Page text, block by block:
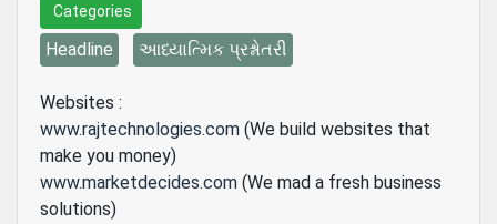
Categories
Headline આધ્યાત્મિક પ્રશ્નોતરી
Websites :
www.rajtechnologies.com (We build websites that
make you money)
www.marketdecides.com (We mad a fresh business
solutions)